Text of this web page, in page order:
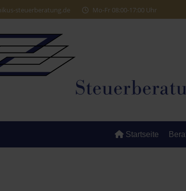
steuerberatung.de Mo-Fr 08:00-17:00 Uhr
Startseite